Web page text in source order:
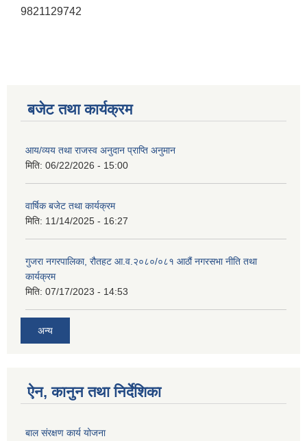
9821129742
बजेट तथा कार्यक्रम
आय/व्यय तथा राजस्व अनुदान प्राप्ति अनुमान
मिति: 06/22/2026 - 15:00
वार्षिक बजेट तथा कार्यक्रम
मिति: 11/14/2025 - 16:27
गुजरा नगरपालिका, रौतहट आ.व.२०८०/०८१ आठौं नगरसभा नीति तथा
कार्यक्रम
मिति: 07/17/2023 - 14:53
अन्य
ऐन, कानुन तथा निर्देशिका
बाल संरक्षण कार्य योजना